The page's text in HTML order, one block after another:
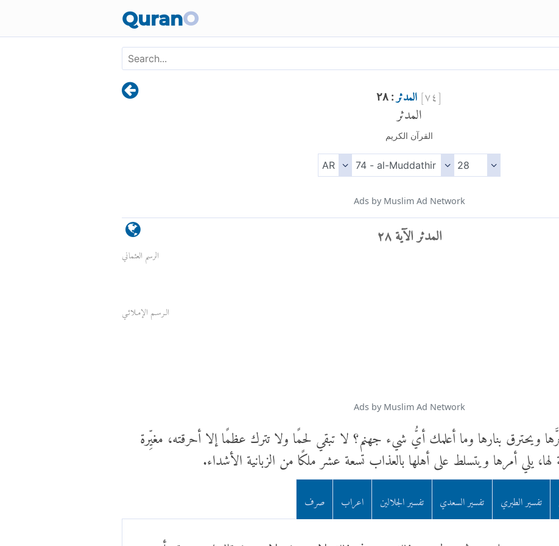
QuranO
[٧٤]المدثر : ٢٨ المدثر
القرآن الكريم
Ads by Muslim Ad Network
المدثر الآية ٢٨
الرسم العثماني
الـرسـم الإمـلائـي
Ads by Muslim Ad Network
بنارها وما أعلمك أيُّ شيء جهنم؟ لا تبقي لحمًا ولا تترك عظمًا إلا أحرقته، مغيِّرة
لها، يلي أمرها ويتسلط على أهلها بالعذاب تسعة عشر ملكًا من الزبانية الأشداء.
تفسير الطبري تفسير السعدي تفسير الجلالين اعراب صرف